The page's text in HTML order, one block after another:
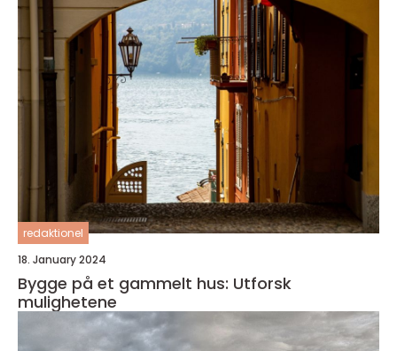
redaktionel
18. January 2024
Bygge på et gammelt hus: Utforsk
mulighetene